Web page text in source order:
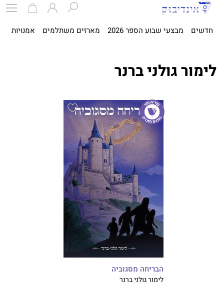
חדשים מבצעי שבוע הספר 2026 מארזים משתלמים אמנויות
לימור גולני ברנר
הבריחה מסגוביה
לימור גולני ברנר